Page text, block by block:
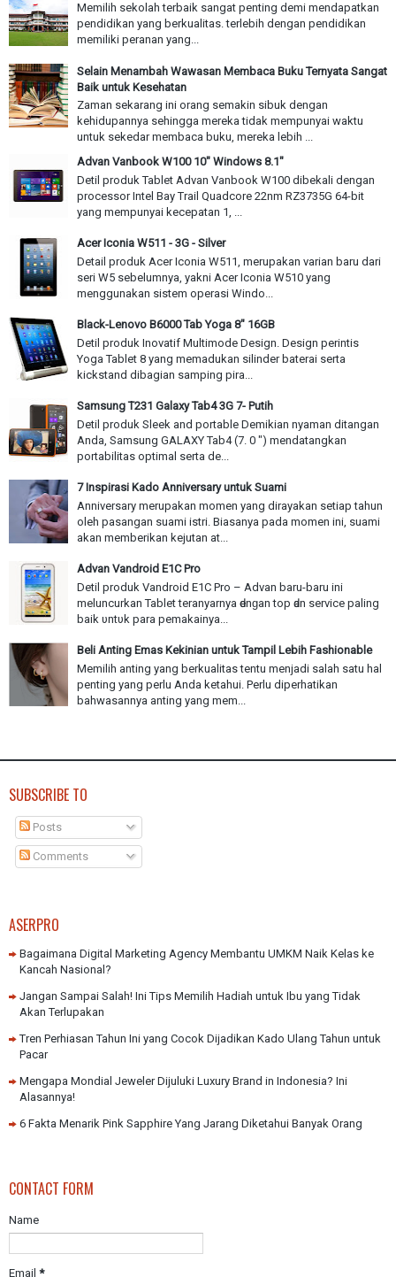
Memilih sekolah terbaik sangat penting demi mendapatkan
pendidikan yang berkualitas. terlebih dengan pendidikan
memiliki peranan yang...
Selain Menambah Wawasan Membaca Buku Ternyata Sangat
Baik untuk Kesehatan
Zaman sekarang ini orang semakin sibuk dengan
kehidupannya sehingga mereka tidak mempunyai waktu
untuk sekedar membaca buku, mereka lebih ...
Advan Vanbook W100 10" Windows 8.1"
Detil produk Tablet Advan Vanbook W100 dibekali dengan
processor Intel Bay Trail Quadcore 22nm RZ3735G 64-bit
yang mempunyai kecepatan 1, ...
Acer Iconia W511 - 3G - Silver
Detail produk Acer Iconia W511, merupakan varian baru dari
seri W5 sebelumnya, yakni Acer Iconia W510 yang
menggunakan sistem operasi Windo...
Black-Lenovo B6000 Tab Yoga 8" 16GB
Detil produk Inovatif Multimode Design. Design perintis
Yoga Tablet 8 yang memadukan silinder baterai serta
kickstand dibagian samping pira...
Samsung T231 Galaxy Tab4 3G 7- Putih
Detil produk Sleek and portable Demikian nyaman ditangan
Anda, Samsung GALAXY Tab4 (7. 0 ") mendatangkan
portabilitas optimal serta de...
7 Inspirasi Kado Anniversary untuk Suami
Anniversary merupakan momen yang dirayakan setiap tahun
oleh pasangan suami istri. Biasanya pada momen ini, suami
akan memberikan kejutan at...
Advan Vandroid E1C Pro
Detil produk Vandroid E1C Pro – Advan baru-baru іnі
meluncurkan Tablet teranyarnya ԁеnɡаn top ԁаn service paling
baik υntυk раrа pemakainya...
Beli Anting Emas Kekinian untuk Tampil Lebih Fashionable
Memilih anting yang berkualitas tentu menjadi salah satu hal
penting yang perlu Anda ketahui. Perlu diperhatikan
bahwasannya anting yang mem...
SUBSCRIBE TO
Posts
Comments
ASERPRO
Bagaimana Digital Marketing Agency Membantu UMKM Naik Kelas ke
Kancah Nasional?
Jangan Sampai Salah! Ini Tips Memilih Hadiah untuk Ibu yang Tidak
Akan Terlupakan
Tren Perhiasan Tahun Ini yang Cocok Dijadikan Kado Ulang Tahun untuk
Pacar
Mengapa Mondial Jeweler Dijuluki Luxury Brand in Indonesia? Ini
Alasannya!
6 Fakta Menarik Pink Sapphire Yang Jarang Diketahui Banyak Orang
CONTACT FORM
Name
Email *